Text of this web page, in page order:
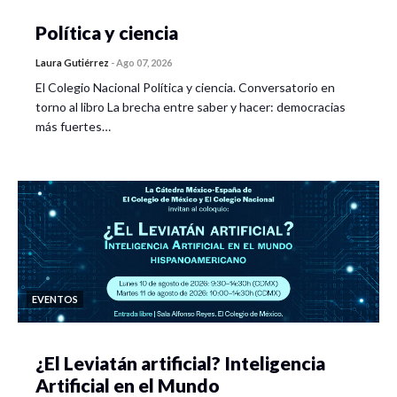
de la Cátedra, quien situará las aportaciones en el
marco más amplio de los debates teóricos y prácticos
del seminario.
investigadores y asistentes externos.
Impacto esperado
Visibilizar la trayectoria y aportes de la Cátedra de la
Interculturalidad y del Seminario de Epistemologías
Decoloniales.
Fortalecer la difusión de investigaciones en curso de
jóvenes doctorantes en ciencias sociales.
Política y ciencia
Laura Gutiérrez - Ago 07, 2026
El Colegio Nacional Política y ciencia. Conversatorio en
torno al libro La brecha entre saber y hacer: democracias
más fuertes…
EVENTOS
¿El Leviatán artificial? Inteligencia
Artificial en el Mundo